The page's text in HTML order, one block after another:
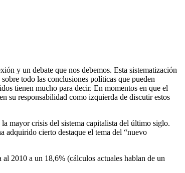
y un debate que nos debemos. Esta sistematización
todo las conclusiones políticas que pueden
tienen mucho para decir. En momentos en que el
su responsabilidad como izquierda de discutir estos
mayor crisis del sistema capitalista del último siglo.
adquirido cierto destaque el tema del “nuevo
2010 a un 18,6% (cálculos actuales hablan de un